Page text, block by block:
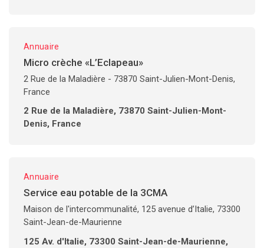
Annuaire
Micro crèche «L’Eclapeau»
2 Rue de la Maladière - 73870 Saint-Julien-Mont-Denis,
France
2 Rue de la Maladière, 73870 Saint-Julien-Mont-
Denis, France
Annuaire
Service eau potable de la 3CMA
Maison de l'intercommunalité, 125 avenue d’Italie, 73300
Saint-Jean-de-Maurienne
125 Av. d'Italie, 73300 Saint-Jean-de-Maurienne,